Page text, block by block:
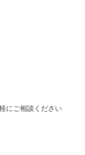
にご相談ください